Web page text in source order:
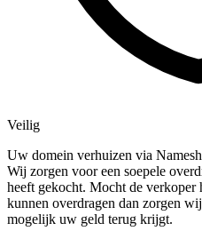
Veilig
Uw domein verhuizen via
Wij zorgen voor een soepele
heeft gekocht. Mocht de
kunnen overdragen dan zorgen
mogelijk uw geld terug krijgt.